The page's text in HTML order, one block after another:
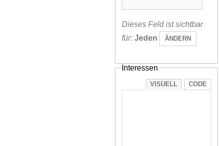
Dieses Feld ist sichtbar
für: Jeden ÄNDERN
Interessen
VISUELL CODE